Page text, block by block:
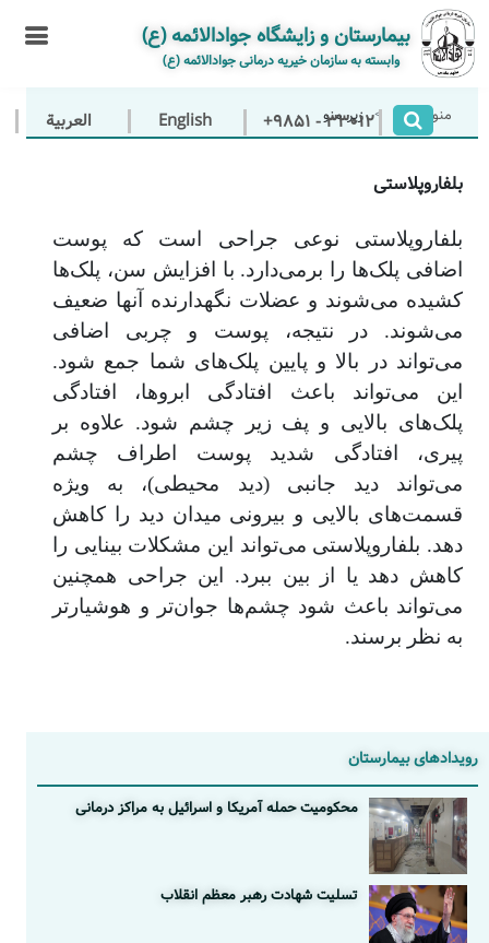
بیمارستان و زایشگاه جوادالائمه (ع)
وابسته به سازمان خیریه درمانی جوادالائمه (ع)
+9851 - 33012 منو اصلی زیر منو
بلفاروپلاستی
بلفاروپلاستی نوعی جراحی است که پوست
اضافی پلک‌ها را برمی‌دارد. با افزایش سن، پلک‌ها
کشیده می‌شوند و عضلات نگهدارنده آنها ضعیف
می‌شوند. در نتیجه، پوست و چربی اضافی
می‌تواند در بالا و پایین پلک‌های شما جمع شود.
این می‌تواند باعث افتادگی ابروها، افتادگی
پلک‌های بالایی و پف زیر چشم شود. علاوه بر
پیری، افتادگی شدید پوست اطراف چشم
می‌تواند دید جانبی (دید محیطی)، به ویژه
قسمت‌های بالایی و بیرونی میدان دید را کاهش
دهد. بلفاروپلاستی می‌تواند این مشکلات بینایی را
کاهش دهد یا از بین ببرد. این جراحی همچنین
می‌تواند باعث شود چشم‌ها جوان‌تر و هوشیارتر
به نظر برسند.
رویدادهای بیمارستان
محکومیت حمله آمریکا و اسرائیل به مراکز درمانی
تسلیت شهادت رهبر معظم انقلاب